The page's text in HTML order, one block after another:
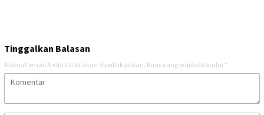
Tinggalkan Balasan
Alamat email Anda tidak akan dipublikasikan. Ruas yang wajib ditandai *